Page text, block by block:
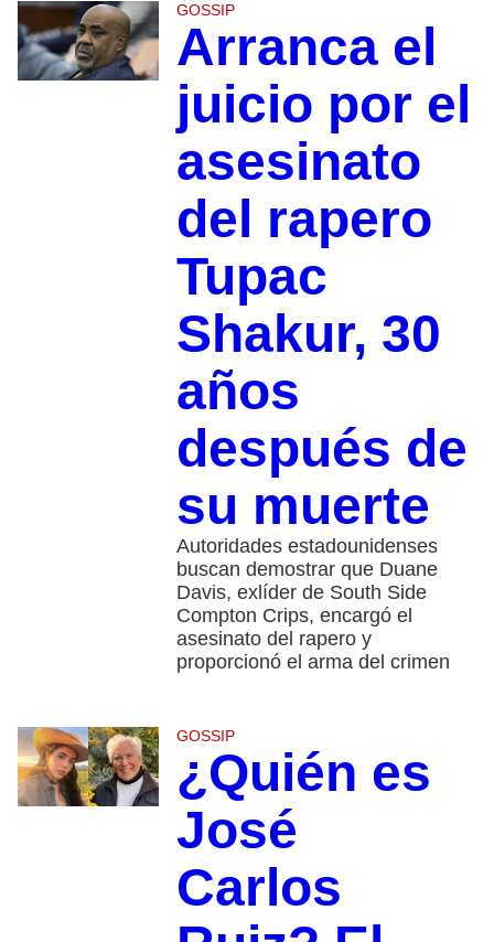
GOSSIP
Arranca el
juicio por el
asesinato
del rapero
Tupac
Shakur, 30
años
después de
su muerte
Autoridades estadounidenses
buscan demostrar que Duane
Davis, exlíder de South Side
Compton Crips, encargó el
asesinato del rapero y
proporcionó el arma del crimen
GOSSIP
¿Quién es
José
Carlos